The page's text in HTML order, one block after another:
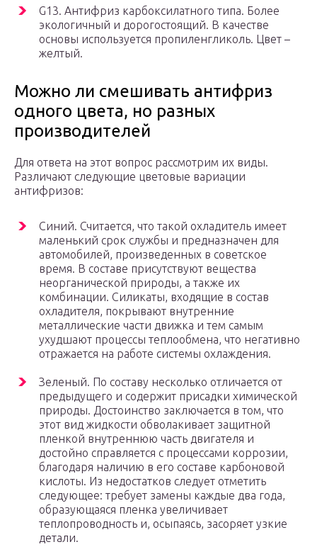
G13. Антифриз карбоксилатного типа. Более
экологичный и дорогостоящий. В качестве
основы используется пропиленгликоль. Цвет –
желтый.
Можно ли смешивать антифриз
одного цвета, но разных
производителей
Для ответа на этот вопрос рассмотрим их виды.
Различают следующие цветовые вариации
антифризов:
Синий. Считается, что такой охладитель имеет
маленький срок службы и предназначен для
автомобилей, произведенных в советское
время. В составе присутствуют вещества
неорганической природы, а также их
комбинации. Силикаты, входящие в состав
охладителя, покрывают внутренние
металлические части движка и тем самым
ухудшают процессы теплообмена, что негативно
отражается на работе системы охлаждения.
Зеленый. По составу несколько отличается от
предыдущего и содержит присадки химической
природы. Достоинство заключается в том, что
этот вид жидкости обволакивает защитной
пленкой внутреннюю часть двигателя и
достойно справляется с процессами коррозии,
благодаря наличию в его составе карбоновой
кислоты. Из недостатков следует отметить
следующее: требует замены каждые два года,
образующаяся пленка увеличивает
теплопроводность и, осыпаясь, засоряет узкие
детали.